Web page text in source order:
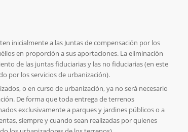
inicialmente a las Juntas de compensación por los
en proporción a sus aportaciones. La eliminación
de las juntas fiduciarias y las no fiduciarias (en este
por los servicios de urbanización).
o en curso de urbanización, ya no será necesario
De forma que toda entrega de terrenos
exclusivamente a parques y jardines públicos o a
siempre y cuando sean realizadas por quienes